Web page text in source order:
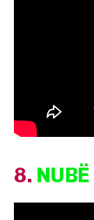
8. NUBË